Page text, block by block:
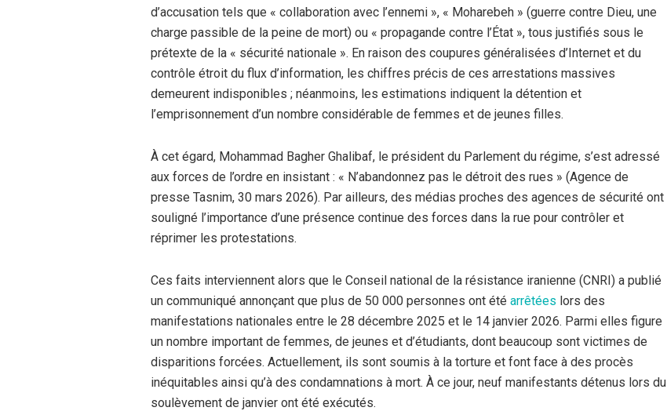
d’accusation tels que « collaboration avec l’ennemi », « Moharebeh » (guerre contre Dieu, une
charge passible de la peine de mort) ou « propagande contre l’État », tous justifiés sous le
prétexte de la « sécurité nationale ». En raison des coupures généralisées d’Internet et du
contrôle étroit du flux d’information, les chiffres précis de ces arrestations massives
demeurent indisponibles ; néanmoins, les estimations indiquent la détention et
l’emprisonnement d’un nombre considérable de femmes et de jeunes filles.
À cet égard, Mohammad Bagher Ghalibaf, le président du Parlement du régime, s’est adressé
aux forces de l’ordre en insistant : « N’abandonnez pas le détroit des rues » (Agence de
presse Tasnim, 30 mars 2026). Par ailleurs, des médias proches des agences de sécurité ont
souligné l’importance d’une présence continue des forces dans la rue pour contrôler et
réprimer les protestations.
Ces faits interviennent alors que le Conseil national de la résistance iranienne (CNRI) a publié
un communiqué annonçant que plus de 50 000 personnes ont été arrêtées lors des
manifestations nationales entre le 28 décembre 2025 et le 14 janvier 2026. Parmi elles figure
un nombre important de femmes, de jeunes et d’étudiants, dont beaucoup sont victimes de
disparitions forcées. Actuellement, ils sont soumis à la torture et font face à des procès
inéquitables ainsi qu’à des condamnations à mort. À ce jour, neuf manifestants détenus lors du
soulèvement de janvier ont été exécutés.